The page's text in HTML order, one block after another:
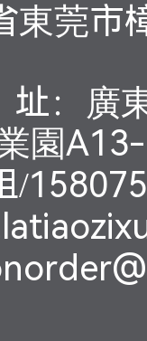
東莞市
址：廣
園
/